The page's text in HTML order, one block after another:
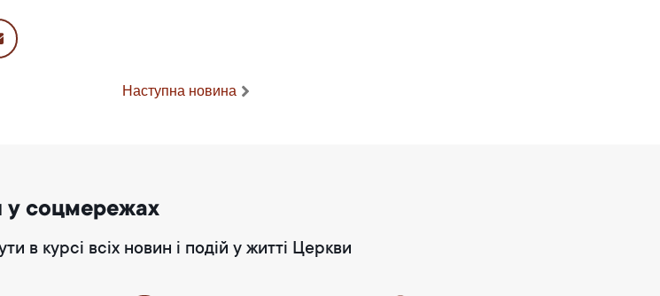
Наступна новина
соцмережах
в курсі всіх новин і подій у житті Церкви